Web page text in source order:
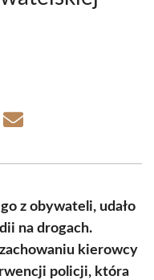
Share
z obywateli, udało
na drogach.
kierowcy
policji, która